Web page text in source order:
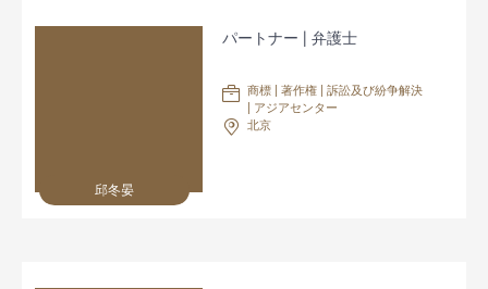
邱冬晏
パートナー | 弁護士
商標 | 著作権 | 訴訟及び紛争解決
| アジアセンター
北京